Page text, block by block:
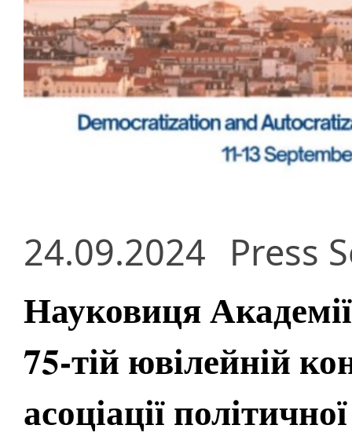
24.09.2024 Press
Науковиця
75-тій ювілейній
асоціації